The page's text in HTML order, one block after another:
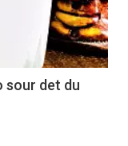
sour det du